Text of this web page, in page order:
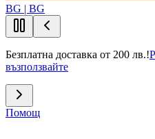
BG | BG
Безплатна доставка от 200 лв.!
възползвайте
Помощ